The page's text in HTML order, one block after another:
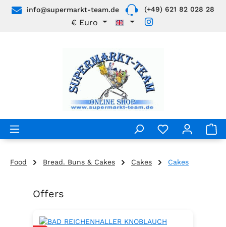
Skip to main content
info@supermarkt-team.de (+49) 621 82 028 28
€ Euro
Food Bread. Buns & Cakes Cakes Cakes
Skip product gallery
Offers